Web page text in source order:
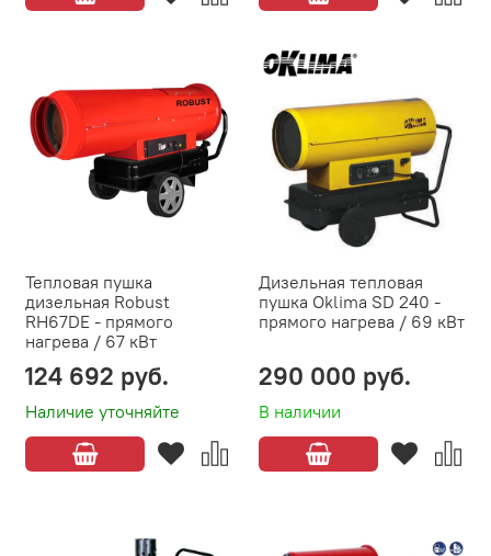
Тепловая пушка
дизельная Robust
RH67DE - прямого
нагрева / 67 кВт
Наличие уточняйте
124 692 руб.
Дизельная тепловая
пушка Oklima SD 240 -
прямого нагрева / 69 кВт
В наличии
290 000 руб.